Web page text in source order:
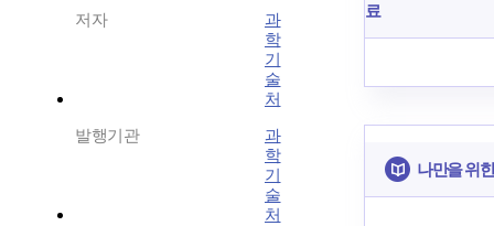
저자
과
학
기
술
처
발행기관
과
학
기
술
처
료
나만을 위